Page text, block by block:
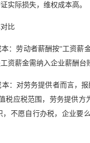
实际损失，维权成本高。
比
：劳动者薪酬按“工资
资薪金需纳入企业薪酬
：对劳务提供者而言，
税应税范围，劳务提供
不愿自行办税，企业要